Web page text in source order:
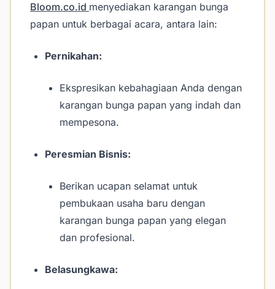
Bloom.co.id menyediakan karangan bunga
papan untuk berbagai acara, antara lain:
Pernikahan:
Ekspresikan kebahagiaan Anda dengan
karangan bunga papan yang indah dan
mempesona.
Peresmian Bisnis:
Berikan ucapan selamat untuk
pembukaan usaha baru dengan
karangan bunga papan yang elegan
dan profesional.
Belasungkawa: